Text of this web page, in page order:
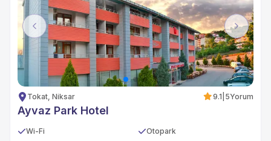
Previous Next
Tokat, Niksar 9.1 5Yorum
Ayvaz Park Hotel
Wi-Fi
Otopark